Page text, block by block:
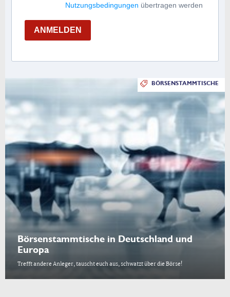
Nutzungsbedingungen übertragen werden
ANMELDEN
BÖRSENSTAMMTISCHE
Börsenstammtische in Deutschland und
Europa
Trefft andere Anleger, tauscht euch aus, schwatzt über die Börse!